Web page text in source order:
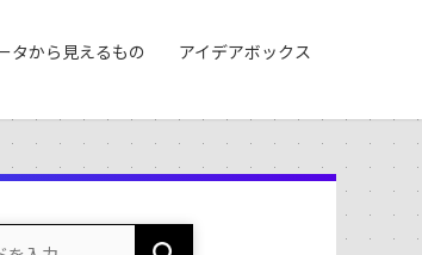
タから見えるもの アイデアボックス